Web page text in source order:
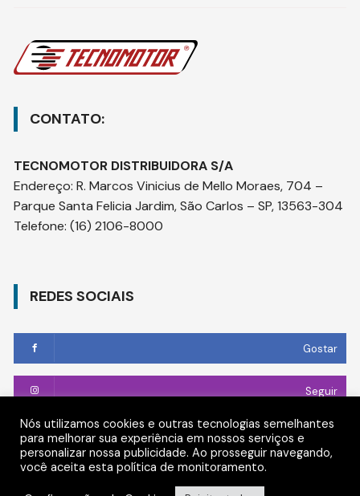
CONTATO:
TECNOMOTOR DISTRIBUIDORA S/A
Endereço:R. Marcos Vinicius de Mello Moraes, 704 –
Parque Santa Felicia Jardim, São Carlos – SP, 13563-304
Telefone:(16) 2106-8000
REDES SOCIAIS
Gostar
Seguir
Conectar
Nós utilizamos cookies e outras tecnologias semelhantes
para melhorar sua experiência em nossos serviços e
personalizar nossa publicidade. Ao prosseguir navegando,
você aceita esta política de monitoramento.